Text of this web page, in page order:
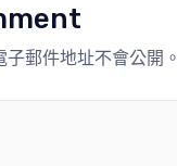
郵件地址不會公開。